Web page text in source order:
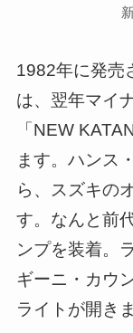
1982年に発売
は、翌年マイ
「NEW
ます。ハンス
ら、スズキの
す。なんと前
ンプを装着。
ギーニ・カウ
ライトが開き